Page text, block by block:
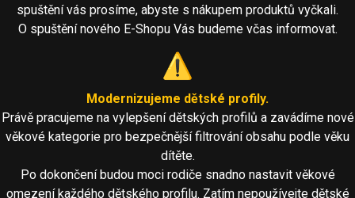
spuštění vás prosíme, abyste s nákupem produktů vyčkali.
O spuštění nového E-Shopu Vás budeme včas informovat.
⚠️
Modernizujeme dětské profily.
Právě pracujeme na vylepšení dětských profilů a zavádíme nové
věkové kategorie pro bezpečnější filtrování obsahu podle věku
dítěte.
Po dokončení budou moci rodiče snadno nastavit věkové
omezení každého dětského profilu. Zatím nepoužívejte dětské